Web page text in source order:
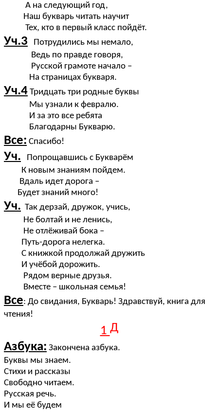
А на следующий год,
Наш букварь читать научит
Тех, кто в первый класс пойдёт.
Уч.3 Потрудились мы немало,
Ведь по правде говоря,
Русской грамоте начало –
На страницах букваря.
Уч.4 Тридцать три родные буквы
Мы узнали к февралю.
И за это все ребята
Благодарны Букварю.
Все: Спасибо!
Уч. Попрощавшись с Букварём
К новым знаниям пойдем.
Вдаль идет дорога –
Будет знаний много!
Уч. Так дерзай, дружок, учись,
Не болтай и не ленись,
Не отлёживай бока –
Путь-дорога нелегка.
С книжкой продолжай дружить
И учёбой дорожить.
Рядом верные друзья.
Вместе – школьная семья!
Все: До свидания, Букварь! Здравствуй, книга для
чтения!
1 Д
Азбука: Закончена азбука.
Буквы мы знаем.
Стихи и рассказы
Свободно читаем.
Русская речь.
И мы её будем